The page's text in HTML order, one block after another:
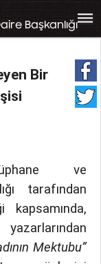
bars
Başkanlığı
Bir
ve
tarafından
kapsamında,
Mektubu”